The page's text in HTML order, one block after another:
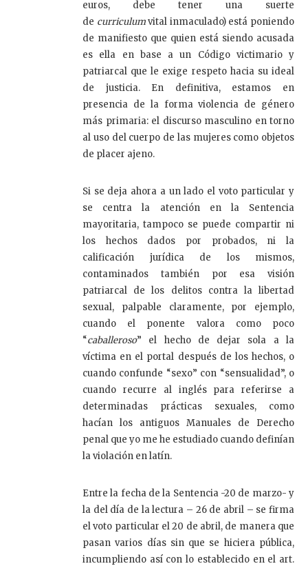
euros, debe tener una suerte
de curriculumvital inmaculado) está poniendo
de manifiesto que quien está siendo acusada
es ella en base a un Código victimario y
patriarcal que le exige respeto hacia su ideal
de justicia. En definitiva, estamos en
presencia de la forma violencia de género
más primaria: el discurso masculino en torno
al uso del cuerpo de las mujeres como objetos
de placer ajeno.
Si se deja ahora a un lado el voto particular y
se centra la atención en la Sentencia
mayoritaria, tampoco se puede compartir ni
los hechos dados por probados, ni la
calificación jurídica de los mismos,
contaminados también por esa visión
patriarcal de los delitos contra la libertad
sexual, palpable claramente, por ejemplo,
cuando el ponente valora como poco
“caballeroso” el hecho de dejar sola a la
víctima en el portal después de los hechos, o
cuando confunde “sexo” con “sensualidad”, o
cuando recurre al inglés para referirse a
determinadas prácticas sexuales, como
hacían los antiguos Manuales de Derecho
penal que yo me he estudiado cuando definían
la violación en latín.
Entre la fecha de la Sentencia -20 de marzo- y
la del día de la lectura – 26 de abril – se firma
el voto particular el 20 de abril, de manera que
pasan varios días sin que se hiciera pública,
incumpliendo así con lo establecido en el art.